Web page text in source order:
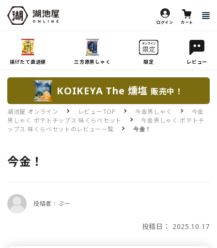
ログイン カート
揚げたて直送便 三方原男しゃく 限定 レビュー
KOIKEYA The 燻塩 販売中！
湖池屋 オンライン レビューTOP 今金男しゃく
今金
男しゃく ポテトチップス 味くらべセット
今金男しゃく ポテトチ
ップス 味くらべセットのレビュー一覧
今金！
今金！
投稿者：ぷー
投稿日： 2025.10.17